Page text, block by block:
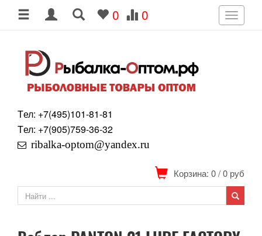
0 0
Toggle
Tел: +7(495)101-81-81
Tел: +7(905)759-36-32
ribalka-optom@yandex.ru
Корзина: 0/0 руб